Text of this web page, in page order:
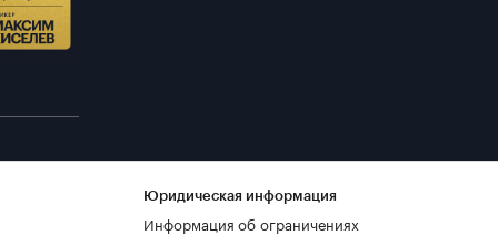
Юридическая информация
Информация об ограничениях